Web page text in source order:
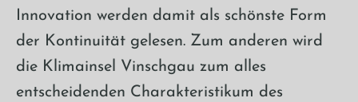
Innovation werden damit als schönste Form
der Kontinuität gelesen. Zum anderen wird
die Klimainsel Vinschgau zum alles
entscheidenden Charakteristikum des